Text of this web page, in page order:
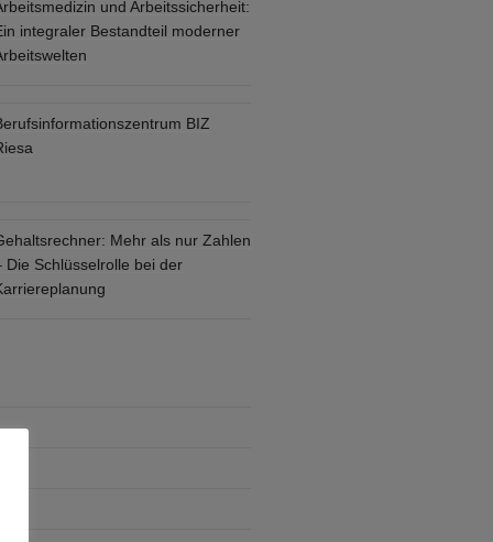
und Arbeitssicherheit:
integraler Bestandteil moderner
BIZ
Mehr als nur Zahlen
Die Schlüsselrolle bei der